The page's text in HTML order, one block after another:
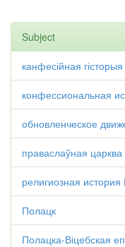
Subject
канфесійная
конфессиональная
обновленческое
праваслаўная царква
религиозная
Полацк
Полацка-Віцебская